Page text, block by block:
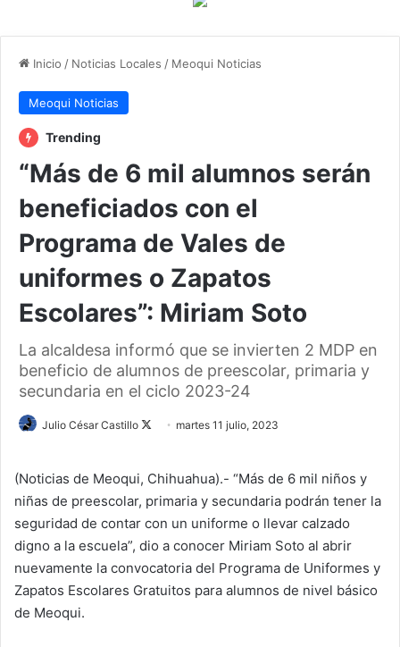
Inicio / Noticias Locales / Meoqui Noticias
Meoqui Noticias
Trending
“Más de 6 mil alumnos serán
beneficiados con el
Programa de Vales de
uniformes o Zapatos
Escolares”: Miriam Soto
La alcaldesa informó que se invierten 2 MDP en
beneficio de alumnos de preescolar, primaria y
secundaria en el ciclo 2023-24
Julio César Castillo
o
w
o
n
X
martes 11 julio, 2023
(Noticias de Meoqui, Chihuahua).- “Más de 6 mil niños y
niñas de preescolar, primaria y secundaria podrán tener la
seguridad de contar con un uniforme o llevar calzado
digno a la escuela”, dio a conocer Miriam Soto al abrir
nuevamente la convocatoria del Programa de Uniformes y
Zapatos Escolares Gratuitos para alumnos de nivel básico
de Meoqui.